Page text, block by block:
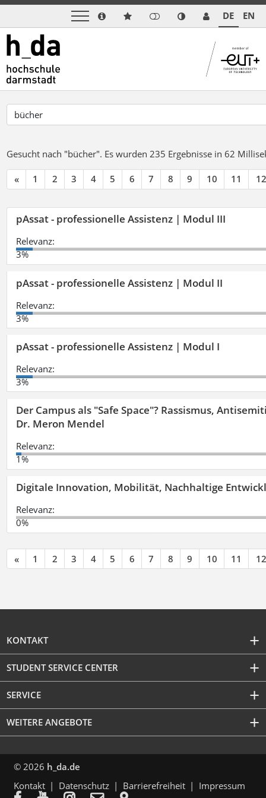
DE EN
Gesucht nach "bücher". Es wurden 235 Ergebnisse in 62
« 1 2 3 4 5 6 7 8 9 10 11 12
pAssat - professionelle Assistenz | Modul III
Relevanz:
3%
pAssat - professionelle Assistenz | Modul II
Relevanz:
3%
pAssat - professionelle Assistenz | Modul I
Relevanz:
3%
Der Campus als "Safe Space"? Rassismus,
Dr. Meron Mendel
Relevanz:
1%
Digitale Innovation, Mobilität, Nachhaltige
Relevanz:
0%
« 1 2 3 4 5 6 7 8 9 10 11 12
KONTAKT
STUDENT SERVICE CENTER
SERVICE
WEITERE ANGEBOTE
© 2026 h_da.de
Kontakt
Datenschutz Barrierefreiheit Impressum